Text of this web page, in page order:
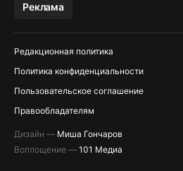
Реклама
Редакционная политика
Политика конфиденциальности
Пользовательское соглашение
Правообладателям
Дизайн — Миша Гончаров
Воплощение — 101 Медиа